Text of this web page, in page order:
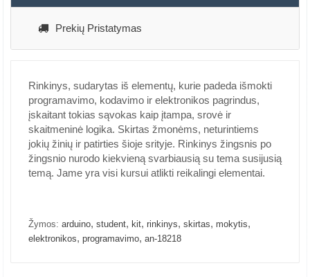
Prekių Pristatymas
Rinkinys, sudarytas iš elementų, kurie padeda išmokti
programavimo, kodavimo ir elektronikos pagrindus,
įskaitant tokias sąvokas kaip įtampa, srovė ir
skaitmeninė logika. Skirtas žmonėms, neturintiems
jokių žinių ir patirties šioje srityje. Rinkinys žingsnis po
žingsnio nurodo kiekvieną svarbiausią su tema susijusią
temą. Jame yra visi kursui atlikti reikalingi elementai.
Žymos: arduino, student, kit, rinkinys, skirtas, mokytis,
elektronikos, programavimo, an-18218